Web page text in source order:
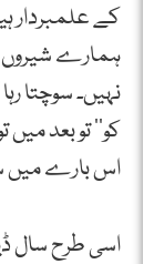
کے علمبردار
ہمارے شیروں
نہیں۔ سوچتا
کو‘‘ تو بعد
اس بارے میں
اسی طرح سال